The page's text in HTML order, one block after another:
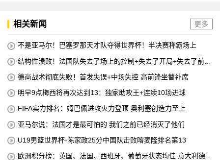
相关新闻 更多
不是亚马尔！巴塞罗那天才队夺得世界杯！半决赛称霸场上
结构性溃败！法国队失去了场上的控制+失去了开局+失去了前锋
德尚战术彻底失败！首发失误+中场失控 高前锋坐替补席
明早9点梅西将再次达到13：独家助攻王+连续10场进球
FIFA实力排名：姆巴佩进攻火力登顶 奥利塞创造力至上
亚马尔说：法国才是最可怕的 我们之前已经消灭了他们
U19男篮世界杯-陈家政25分中国队击败喀麦隆排名第13
欧洲积分榜：英国、法国、西班牙、葡萄牙状态均佳 意大利德国